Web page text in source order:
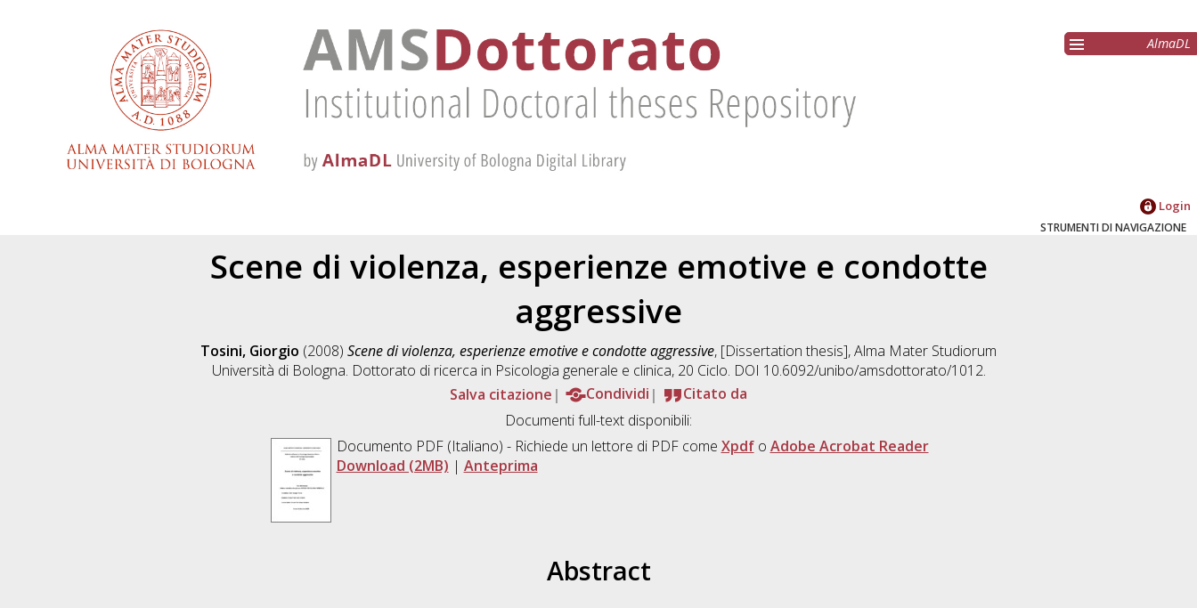
AlmaDL
Login
STRUMENTI DI NAVIGAZIONE
Scene di violenza, esperienze emotive e condotte
aggressive
Tosini, Giorgio (2008) Scene di violenza, esperienze emotive e condotte aggressive, [Dissertation thesis], Alma Mater Studiorum
Università di Bologna. Dottorato di ricerca in Psicologia generale e clinica, 20 Ciclo. DOI 10.6092/unibo/amsdottorato/1012.
Salva citazione
Condividi
Citato da
Documenti full-text disponibili:
Documento PDF(Italiano) - Richiede un lettore di PDF come Xpdfo Adobe Acrobat Reader
Download (2MB) | Anteprima
Abstract